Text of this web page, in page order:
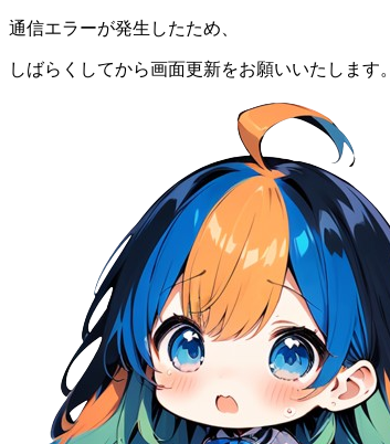
通信エラーが発生したため、
しばらくしてから画面更新をお願いいたします。